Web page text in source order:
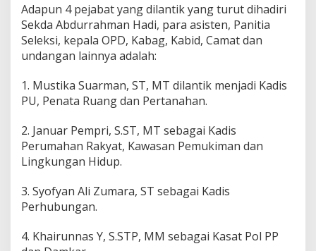
Adapun 4 pejabat yang dilantik yang turut dihadiri
Sekda Abdurrahman Hadi, para asisten, Panitia
Seleksi, kepala OPD, Kabag, Kabid, Camat dan
undangan lainnya adalah:
1. Mustika Suarman, ST, MT dilantik menjadi Kadis
PU, Penata Ruang dan Pertanahan.
2. Januar Pempri, S.ST, MT sebagai Kadis
Perumahan Rakyat, Kawasan Pemukiman dan
Lingkungan Hidup.
3. Syofyan Ali Zumara, ST sebagai Kadis
Perhubungan.
4. Khairunnas Y, S.STP, MM sebagai Kasat Pol PP